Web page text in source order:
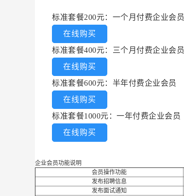
标准套餐200元：一个月付费企业会员
在线购买
标准套餐400元：三个月付费企业会员
在线购买
标准套餐600元：半年付费企业会员
在线购买
标准套餐1000元：一年付费企业会员
在线购买
企业会员功能说明
会员操作功能
发布招聘信息
发布面试通知